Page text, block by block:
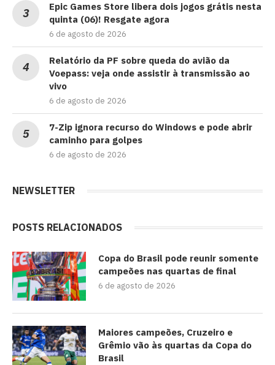
Epic Games Store libera dois jogos grátis nesta
quinta (06)! Resgate agora
6 de agosto de 2026
Relatório da PF sobre queda do avião da
Voepass: veja onde assistir à transmissão ao
vivo
6 de agosto de 2026
7-Zip ignora recurso do Windows e pode abrir
caminho para golpes
6 de agosto de 2026
NEWSLETTER
POSTS RELACIONADOS
Copa do Brasil pode reunir somente
campeões nas quartas de final
6 de agosto de 2026
Maiores campeões, Cruzeiro e
Grêmio vão às quartas da Copa do
Brasil